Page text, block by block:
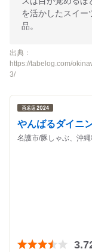
を活かしたスイー
品。
出典：
https://tabelog.com/
3/
やんばるダイニ
名護市/豚しゃぶ、沖